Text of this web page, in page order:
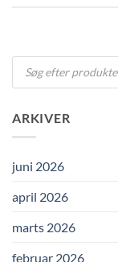
Products
search
ARKIVER
juni 2026
april 2026
marts 2026
februar 2026